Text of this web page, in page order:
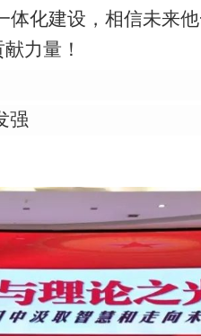
化建设，相信未来
力量！
强